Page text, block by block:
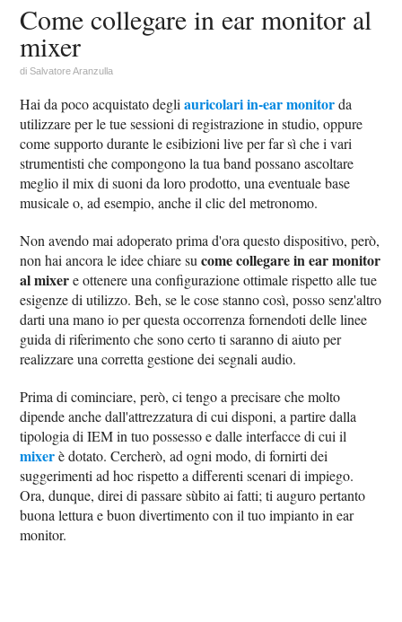
Come collegare in ear monitor al
mixer
diSalvatore Aranzulla
Hai da poco acquistato degliauricolari in-ear monitorda
utilizzare per le tue sessioni di registrazione in studio, oppure
come supporto durante le esibizioni live per far sì che i vari
strumentisti che compongono la tua band possano ascoltare
meglio il mix di suoni da loro prodotto, una eventuale base
musicale o, ad esempio, anche il clic del metronomo.
Non avendo mai adoperato prima d'ora questo dispositivo, però,
non hai ancora le idee chiare sucome collegare in ear monitor
al mixere ottenere una configurazione ottimale rispetto alle tue
esigenze di utilizzo. Beh, se le cose stanno così, posso senz'altro
darti una mano io per questa occorrenza fornendoti delle linee
guida di riferimento che sono certo ti saranno di aiuto per
realizzare una corretta gestione dei segnali audio.
Prima di cominciare, però, ci tengo a precisare che molto
dipende anche dall'attrezzatura di cui disponi, a partire dalla
tipologia di IEM in tuo possesso e dalle interfacce di cui il
mixerè dotato. Cercherò, ad ogni modo, di fornirti dei
suggerimenti ad hoc rispetto a differenti scenari di impiego.
Ora, dunque, direi di passare sùbito ai fatti; ti auguro pertanto
buona lettura e buon divertimento con il tuo impianto in ear
monitor.